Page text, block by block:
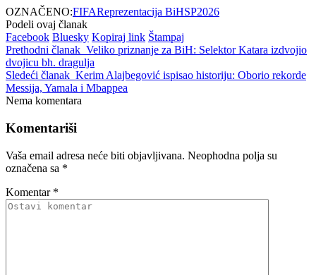
OZNAČENO:FIFAReprezentacija BiHSP2026
Podeli ovaj članak
Facebook Bluesky Kopiraj link Štampaj
Prethodni članak Veliko priznanje za BiH: Selektor Katara izdvojio
dvojicu bh. dragulja
Sledeći članak Kerim Alajbegović ispisao historiju: Oborio rekorde
Messija, Yamala i Mbappea
Nema komentara
Komentariši
Vaša email adresa neće biti objavljivana. Neophodna polja su
označena sa *
Komentar *